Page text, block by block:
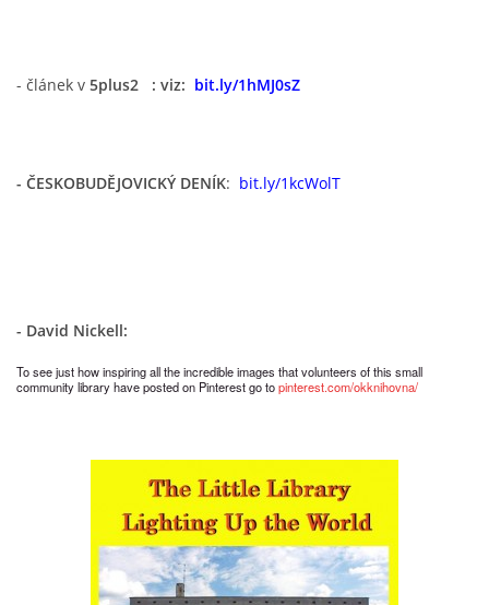
|RSS |WebSlice | Tisk Aktualizováno: 1. 8. 2026
Nahoru ↑
- článek v 5plus2 : viz: bit.ly/1hMJ0sZ
- ČESKOBUDĚJOVICKÝ DENÍK: bit.ly/1kcWolT
- David Nickell:
To see just how inspiring all the incredible images that volunteers of this small
community library have posted on Pinterest go topinterest.com/okknihovna/